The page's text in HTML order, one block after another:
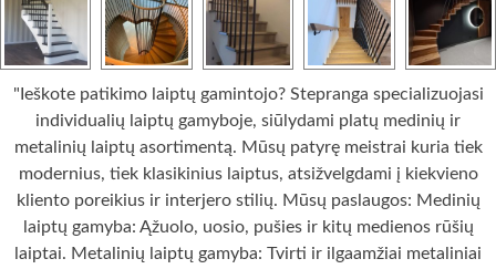
"Ieškote patikimo laiptų gamintojo? Stepranga specializuojasi
individualių laiptų gamyboje, siūlydami platų medinių ir
metalinių laiptų asortimentą. Mūsų patyrę meistrai kuria tiek
modernius, tiek klasikinius laiptus, atsižvelgdami į kiekvieno
kliento poreikius ir interjero stilių. Mūsų paslaugos: Medinių
laiptų gamyba: Ąžuolo, uosio, pušies ir kitų medienos rūšių
laiptai. Metalinių laiptų gamyba: Tvirti ir ilgaamžiai metaliniai